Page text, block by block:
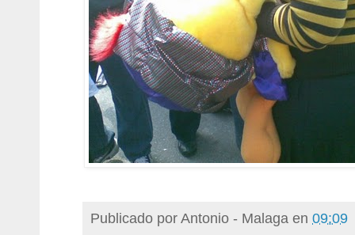
Publicado porAntonio - Malaga en 09:09